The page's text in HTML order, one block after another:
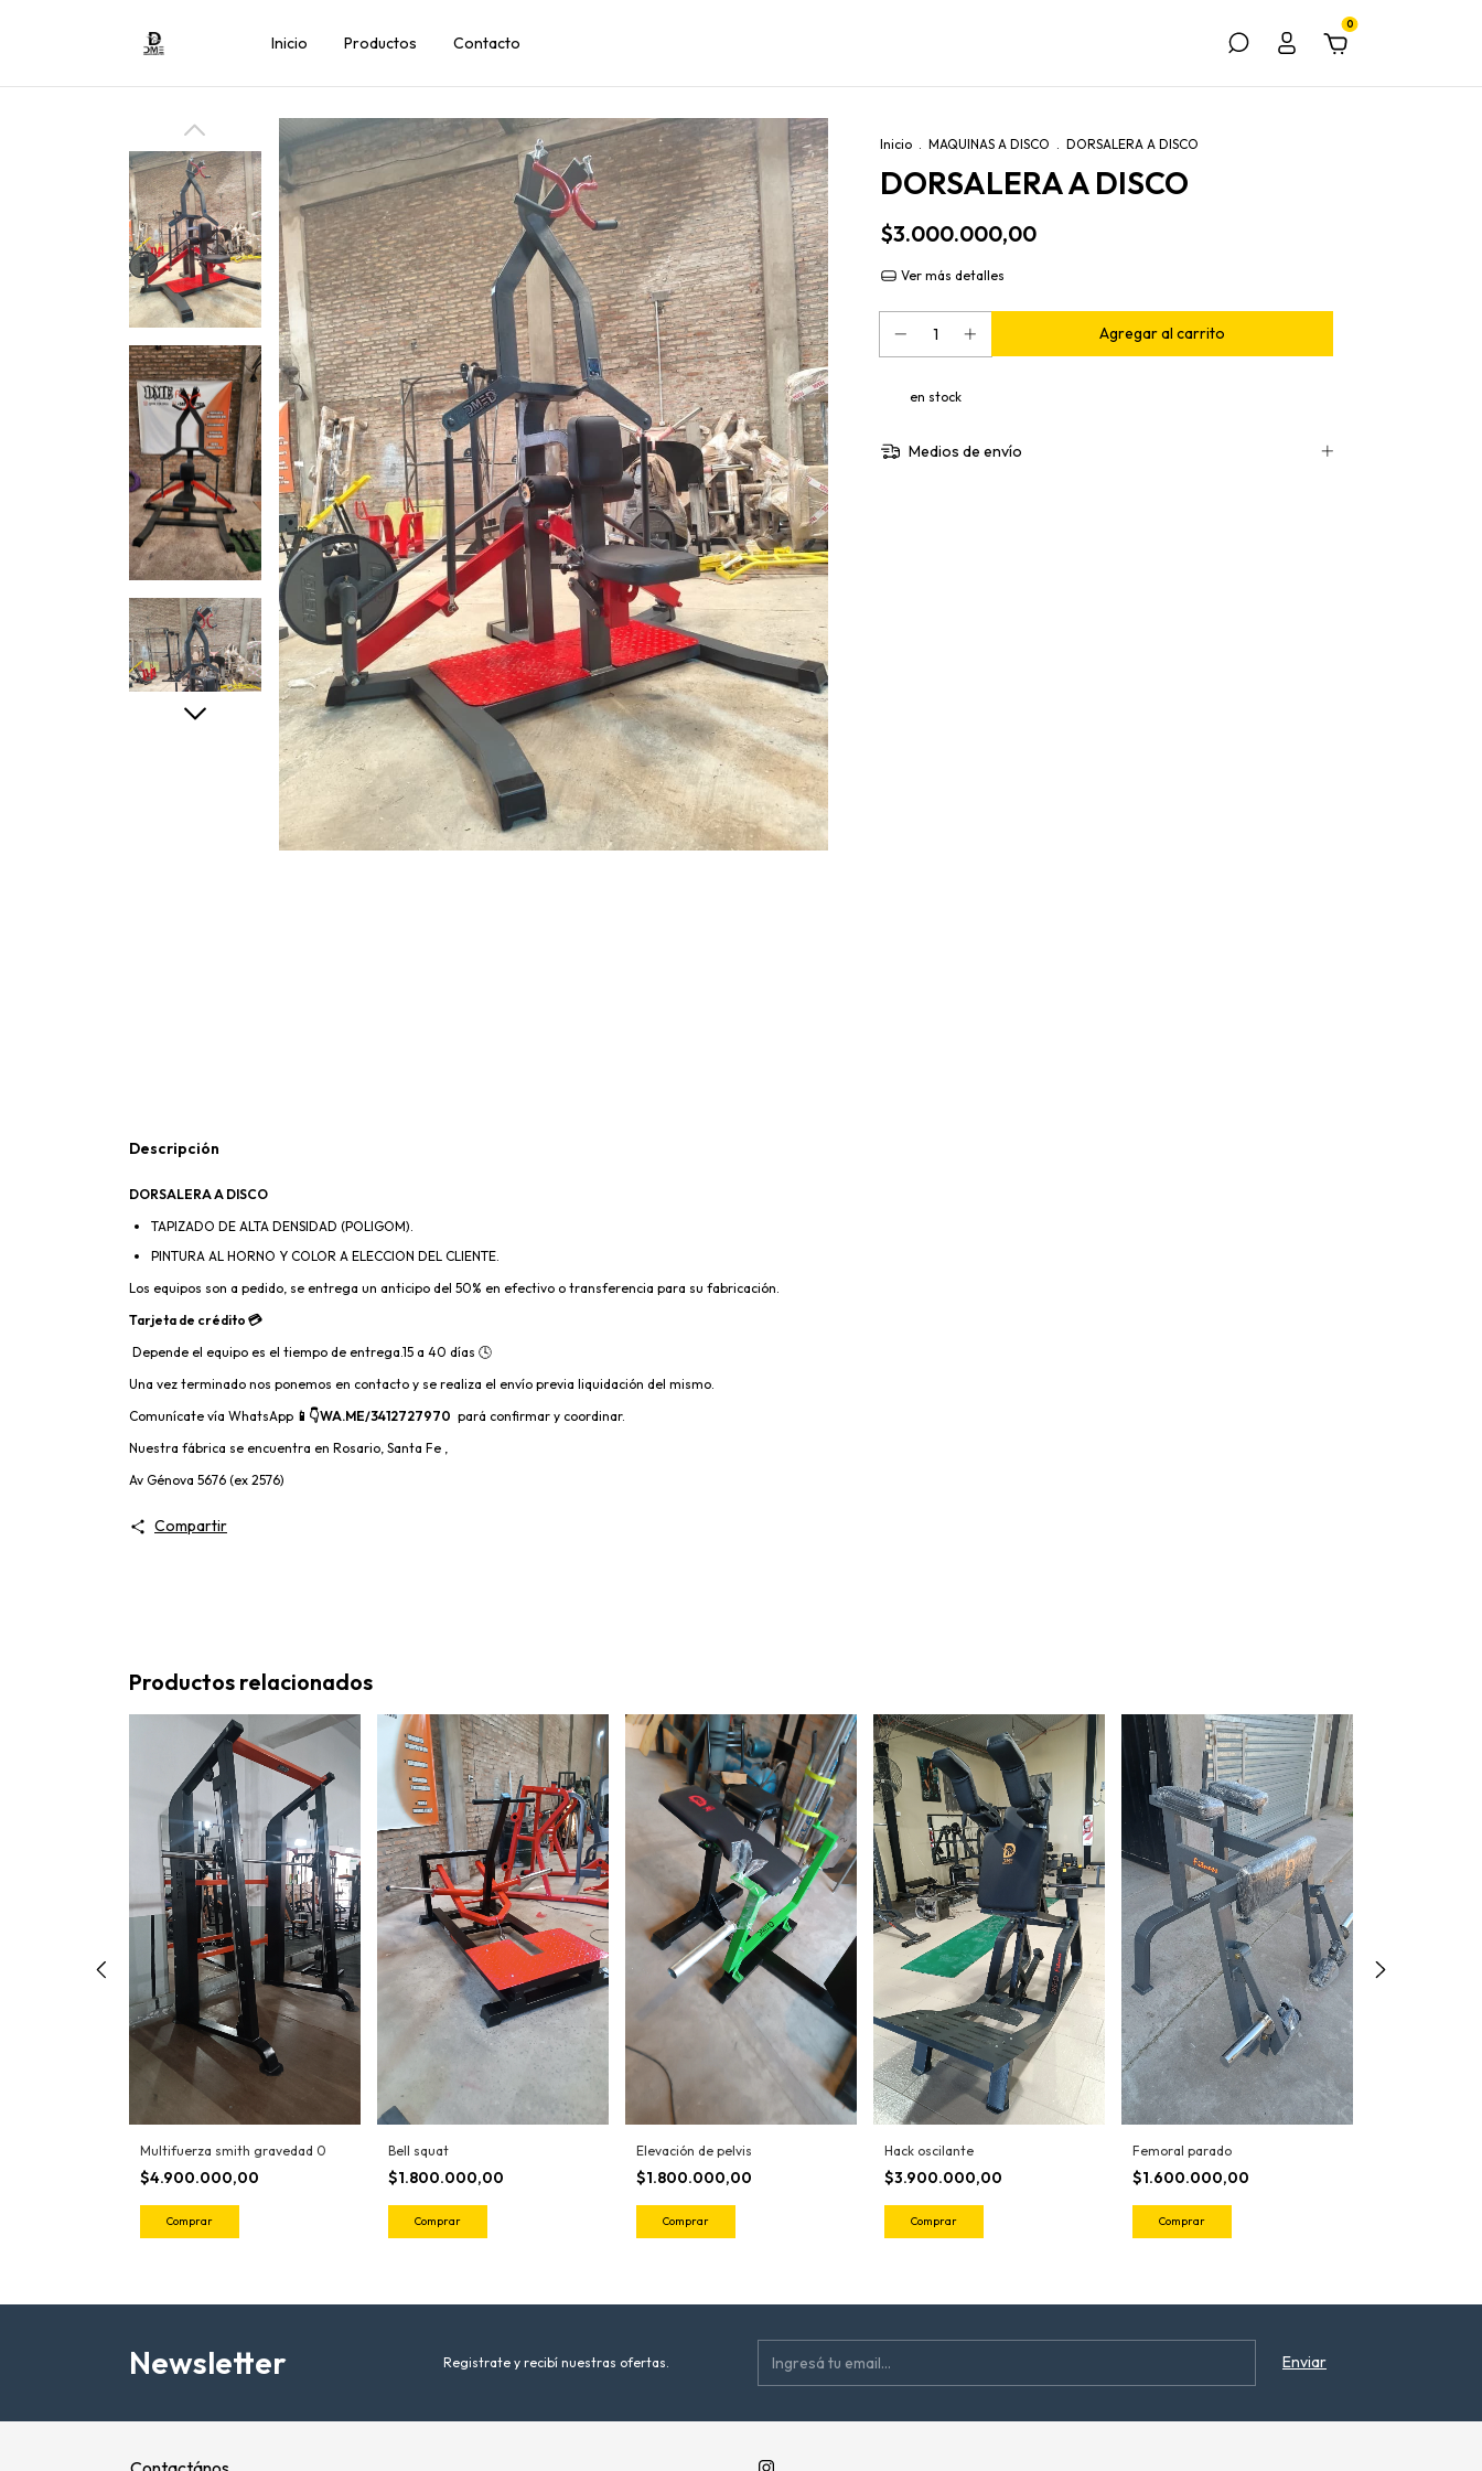
Inicio Productos Contacto
0
Inicio . MAQUINAS A DISCO . DORSALERA A DISCO
DORSALERA A DISCO
$3.000.000,00
Ver más detalles
en stock
Medios de envío
Descripción
DORSALERA A DISCO
TAPIZADO DE ALTA DENSIDAD (POLIGOM).
PINTURA AL HORNO Y COLOR A ELECCION DEL CLIENTE.
Los equipos son a pedido, se entrega un anticipo del 50% en efectivo o transferencia para su fabricación.
Tarjeta de crédito 💳
Depende el equipo es el tiempo de entrega.15 a 40 días 🕓
Una vez terminado nos ponemos en contacto y se realiza el envío previa liquidación del mismo.
Comunícate vía WhatsApp 📱👇WA.ME/3412727970 pará confirmar y coordinar.
Nuestra fábrica se encuentra en Rosario, Santa Fe ,
Av Génova 5676 (ex 2576)
Compartir
Productos relacionados
Multifuerza smith gravedad 0
$4.900.000,00
Bell squat
$1.800.000,00
Elevación de pelvis
$1.800.000,00
Hack oscilante
$3.900.000,00
Femoral parado
$1.600.000,00
Newsletter Registrate y recibí nuestras ofertas.